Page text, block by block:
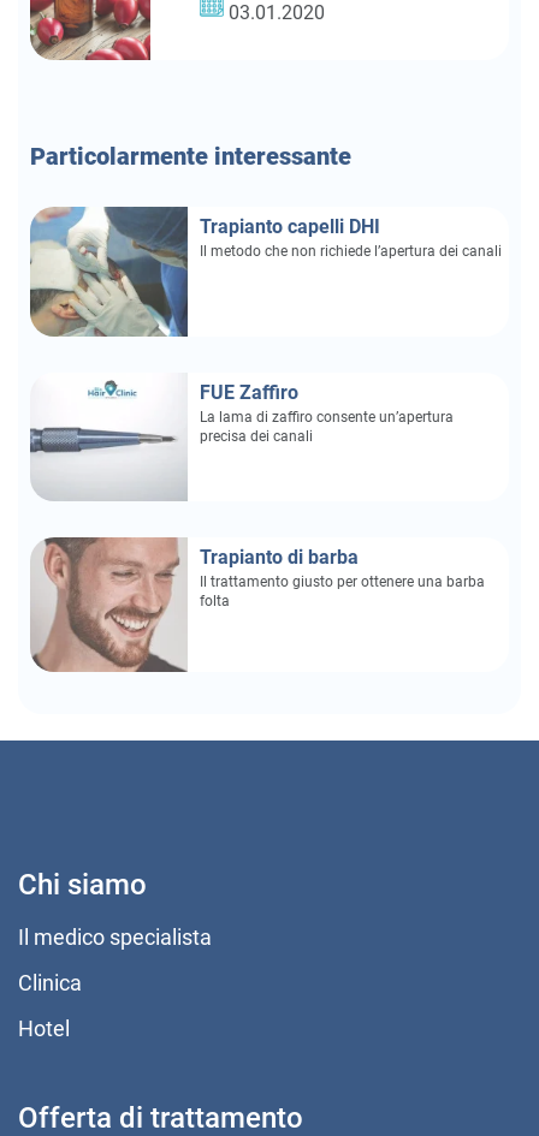
03.01.2020
Particolarmente interessante
Trapianto capelli DHI
Il metodo che non richiede l’apertura dei canali
FUE Zaffiro
La lama di zaffiro consente un’apertura
precisa dei canali
Trapianto di barba
Il trattamento giusto per ottenere una barba
folta
Chi siamo
Il medico specialista
Clinica
Hotel
Offerta di trattamento